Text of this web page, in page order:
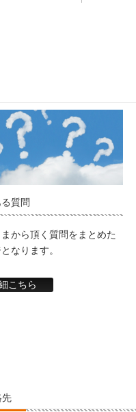
質問
から頂く質問をまとめた
なります。
こちら
先